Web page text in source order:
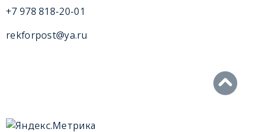
+7 978 818-20-01
rekforpost@ya.ru